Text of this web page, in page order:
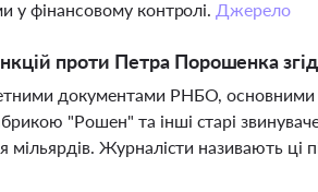
у фінансовому контролі. Джерело
проти Петра Порошенка
документами РНБО, основними
"Рошен" та інші старі
мільярдів. Журналісти називають ці